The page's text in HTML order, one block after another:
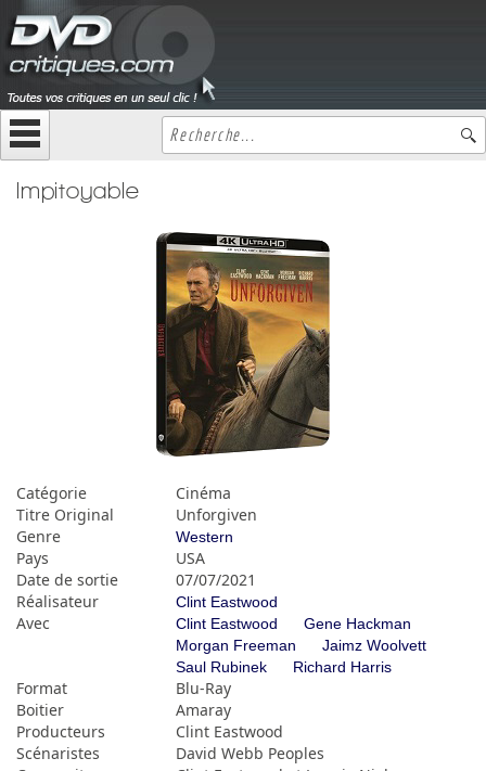
Impitoyable
Catégorie
Cinéma
Titre Original
Unforgiven
Genre
Western
Pays
USA
Date de sortie
07/07/2021
Réalisateur
Clint Eastwood
Avec Clint Eastwood
Gene Hackman
Morgan Freeman
Jaimz Woolvett
Saul Rubinek
Richard Harris
Format
Blu-Ray
Boitier
Amaray
Producteurs
Clint Eastwood
Scénaristes
David Webb Peoples